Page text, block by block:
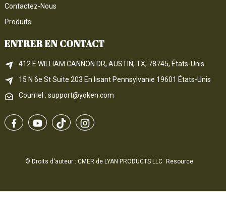
Contactez-Nous
Produits
ENTRER EN CONTACT
412 E WILLIAM CANNON DR, AUSTIN, TX, 78745, États-Unis
15 N 6e St Suite 203 En lisant Pennsylvanie 19601 États-Unis
Courriel : support@yoken.com
© Droits d'auteur : CMER de LYAN PRODUCTS LLC Resource